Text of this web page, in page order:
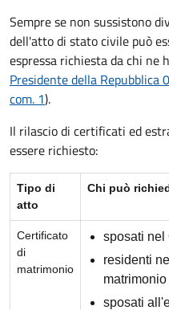
Sempre se non sussistono
dell'atto di stato civile può
espressa richiesta da chi ne
Presidente della
com. 1).
Il rilascio di certificati ed
essere richiesto:
Tipo di
atto
Chi può
Certificato
di
matrimonio
sposati nel
residenti
sposati